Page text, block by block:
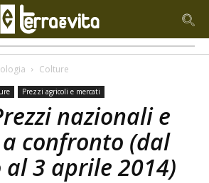
Colture
Prezzi agricoli e mercati
nazionali e
confronto (dal
al 3 aprile 2014)